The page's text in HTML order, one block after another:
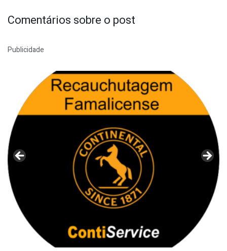
Comentários sobre o post
Publicidade